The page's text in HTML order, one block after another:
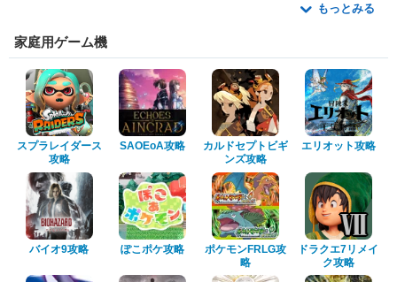
もっとみる
家庭用ゲーム機
スプラレイダース
攻略
SAOEoA攻略
カルドセプトビギ
ンズ攻略
エリオット攻略
バイオ9攻略 ぽこポケ攻略
ポケモンFRLG攻
略
ドラクエ7リメイ
ク攻略